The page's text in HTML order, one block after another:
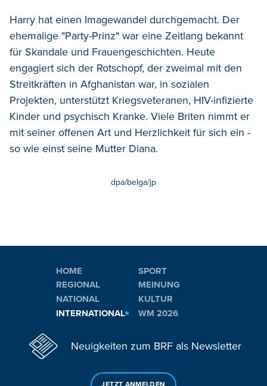
Harry hat einen Imagewandel durchgemacht. Der
ehemalige "Party-Prinz" war eine Zeitlang bekannt
für Skandale und Frauengeschichten. Heute
engagiert sich der Rotschopf, der zweimal mit den
Streitkräften in Afghanistan war, in sozialen
Projekten, unterstützt Kriegsveteranen, HIV-infizierte
Kinder und psychisch Kranke. Viele Briten nimmt er
mit seiner offenen Art und Herzlichkeit für sich ein -
so wie einst seine Mutter Diana.
dpa/belga/jp
HOME
REGIONAL
NATIONAL
INTERNATIONAL
SPORT
MEINUNG
KULTUR
WM 2026
Neuigkeiten zum BRF als Newsletter